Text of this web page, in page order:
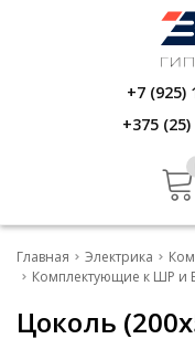
+7 (925)
+375
Главная Электрика
Комплектующие к ШР и
Цоколь